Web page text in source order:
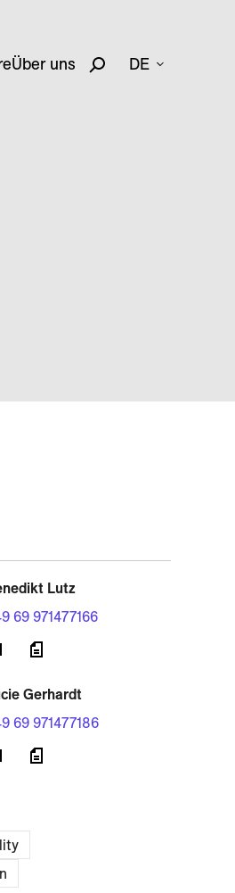
Über uns DE
Lutz
69 971477166
Gerhardt
69 971477186